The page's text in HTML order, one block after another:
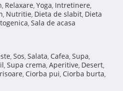
, Relaxare, Yoga, Intretinere,
, Nutritie, Dieta de slabit, Dieta
, Sala de acasa
, Sos, Salata, Cafea, Supa,
, Supa crema, Aperitive, Desert,
, Ciorba pui, Ciorba burta,